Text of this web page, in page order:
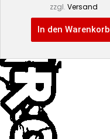
zzgl.Versand
In den Warenkorb